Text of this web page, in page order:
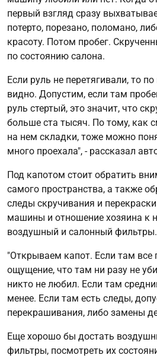
первый взгляд сразу
потерто, порезано, поломано,
красоту. Потом пробег.
по состоянию салона.
Если руль не перетягивали, то
видно. Допустим, если там
руль стертый, это значит, что
больше ста тысяч. По тому, как
на нем складки, тоже можно
много проехала", - рассказал
Под капотом стоит обратить
самого пространства, а также
следы скручивания и
машины и отношение хозяина к
воздушный и салонный фильтры.
"Открываем капот. Если там все
ощущение, что там ни разу не
никто не любил. Если там
менее. Если там есть следы,
перекрашивания, либо замены
Еще хорошо бы достать
фильтры, посмотреть их